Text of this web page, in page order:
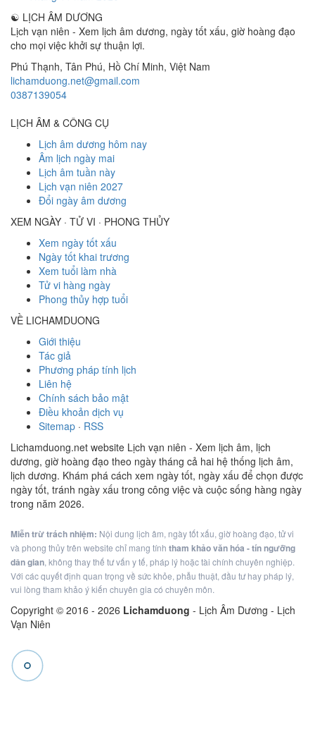
☯ LỊCH ÂM DƯƠNG
Lịch vạn niên - Xem lịch âm dương, ngày tốt xấu, giờ hoàng đạo
cho mọi việc khởi sự thuận lợi.
Phú Thạnh, Tân Phú, Hồ Chí Minh, Việt Nam
lichamduong.net@gmail.com
0387139054
LỊCH ÂM & CÔNG CỤ
Lịch âm dương hôm nay
Âm lịch ngày mai
Lịch âm tuần này
Lịch vạn niên 2027
Đổi ngày âm dương
XEM NGÀY · TỬ VI · PHONG THỦY
Xem ngày tốt xấu
Ngày tốt khai trương
Xem tuổi làm nhà
Tử vi hàng ngày
Phong thủy hợp tuổi
VỀ LICHAMDUONG
Giới thiệu
Tác giả
Phương pháp tính lịch
Liên hệ
Chính sách bảo mật
Điều khoản dịch vụ
Sitemap · RSS
Lichamduong.net website Lịch vạn niên - Xem lịch âm, lịch
dương, giờ hoàng đạo theo ngày tháng cả hai hệ thống lịch âm,
lịch dương. Khám phá cách xem ngày tốt, ngày xấu để chọn được
ngày tốt, tránh ngày xấu trong công việc và cuộc sống hàng ngày
trong năm 2026.
Miễn trừ trách nhiệm: Nội dung lịch âm, ngày tốt xấu, giờ hoàng đạo, tử vi
và phong thủy trên website chỉ mang tính tham khảo văn hóa - tín ngưỡng
dân gian, không thay thế tư vấn y tế, pháp lý hoặc tài chính chuyên nghiệp.
Với các quyết định quan trọng về sức khỏe, phẫu thuật, đầu tư hay pháp lý,
vui lòng tham khảo ý kiến chuyên gia có chuyên môn.
Copyright © 2016 - 2026 Lichamduong - Lịch Âm Dương - Lịch
Vạn Niên